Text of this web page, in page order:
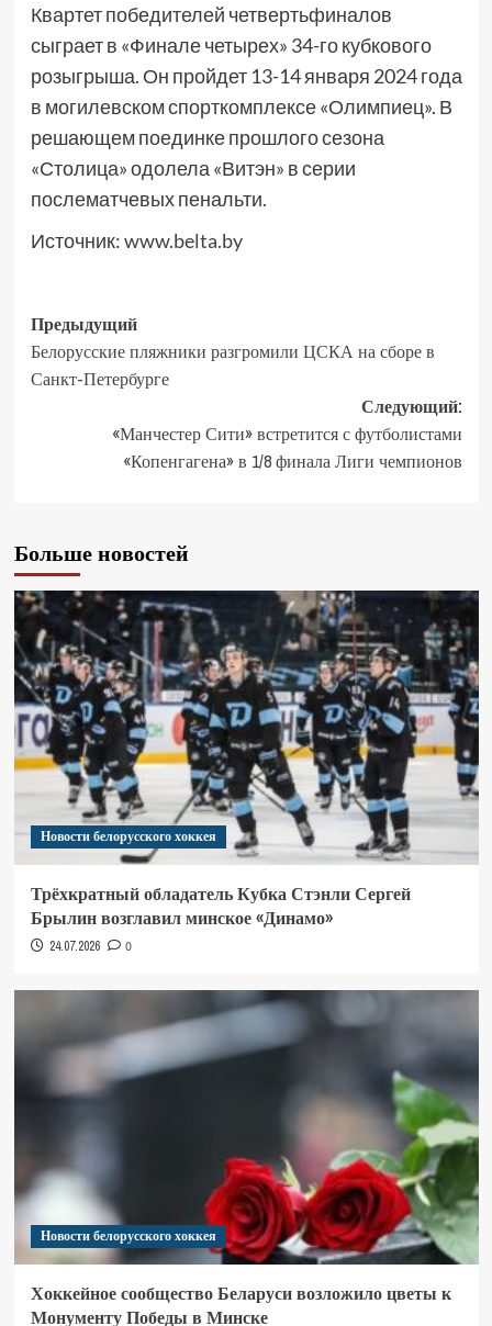
Квартет победителей четвертьфиналов
сыграет в «Финале четырех» 34-го кубкового
розыгрыша. Он пройдет 13-14 января 2024 года
в могилевском спорткомплексе «Олимпиец». В
решающем поединке прошлого сезона
«Столица» одолела «Витэн» в серии
послематчевых пенальти.
Источник:www.belta.by
Предыдущий
Белорусские пляжники разгромили ЦСКА на сборе в
Санкт-Петербурге
Следующий:
«Манчестер Сити» встретится с футболистами
«Копенгагена» в 1/8 финала Лиги чемпионов
Больше новостей
Новости белорусского хоккея
Трёхкратный обладатель Кубка Стэнли Сергей
Брылин возглавил минское «Динамо»
24.07.2026 0
Новости белорусского хоккея
Хоккейное сообщество Беларуси возложило цветы к
Монументу Победы в Минске